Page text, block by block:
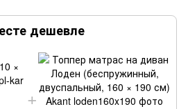
дешевле